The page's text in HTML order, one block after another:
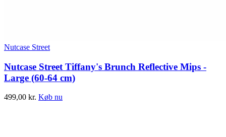
Nutcase Street
Nutcase Street Tiffany's Brunch Reflective Mips -
Large (60-64 cm)
499,00 kr. Køb nu